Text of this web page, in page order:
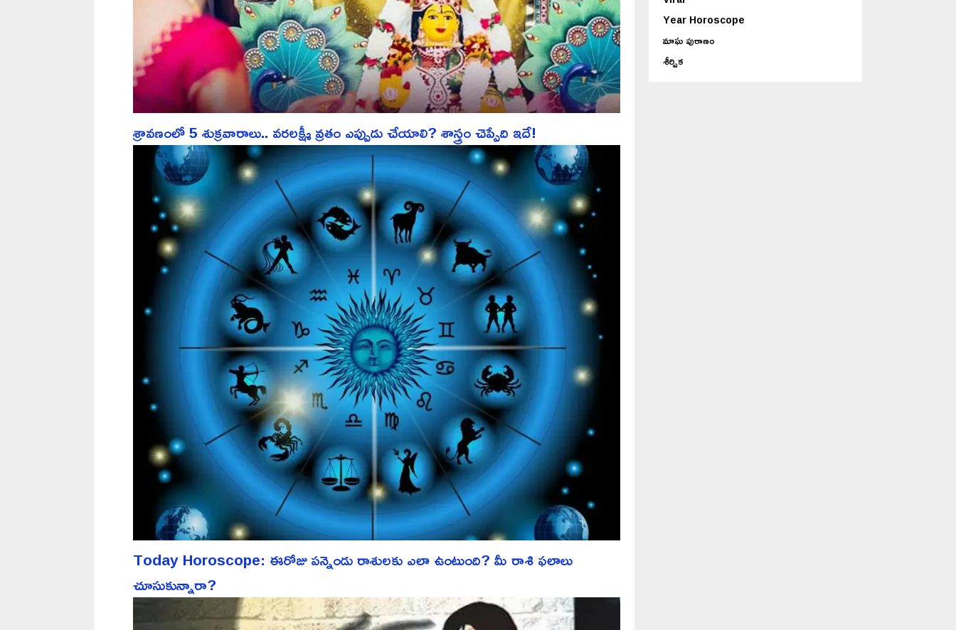
శ్రావణంలో 5 శుక్రవారాలు.. వరలక్ష్మీ వ్రతం ఎప్పుడు చేయాలి? శాస్త్రం చెప్పేది ఇదే!
Today Horoscope: ఈరోజు పన్నెండు రాశులకు ఎలా ఉంటుంది? మీ రాశి ఫలాలు
చూసుకున్నారా?
Year Horoscope
మాఘ పురాణం
శీర్షిక